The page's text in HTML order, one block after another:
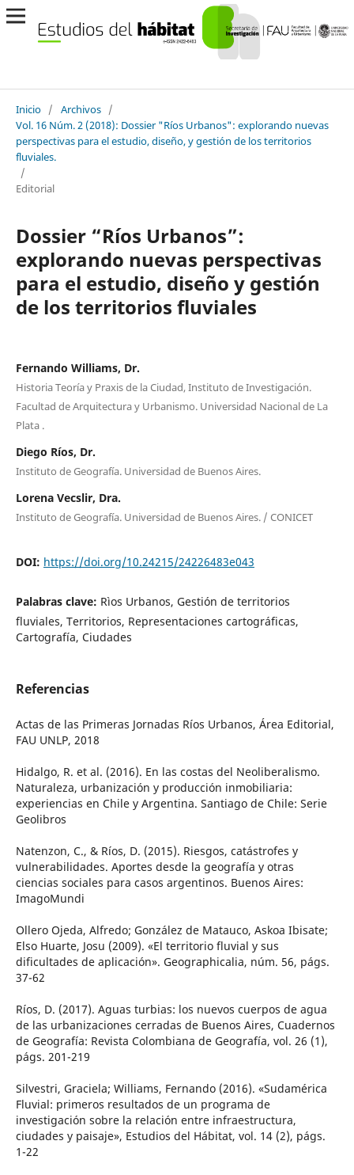
Inicio / Archivos /
Vol. 16 Núm. 2 (2018): Dossier "Ríos Urbanos": explorando nuevas
perspectivas para el estudio, diseño, y gestión de los territorios
fluviales.
/
Editorial
Dossier “Ríos Urbanos”:
explorando nuevas perspectivas
para el estudio, diseño y gestión
de los territorios fluviales
Fernando Williams, Dr.
Historia Teoría y Praxis de la Ciudad, Instituto de Investigación.
Facultad de Arquitectura y Urbanismo. Universidad Nacional de La
Plata .
Diego Ríos, Dr.
Instituto de Geografía. Universidad de Buenos Aires.
Lorena Vecslir, Dra.
Instituto de Geografía. Universidad de Buenos Aires. / CONICET
DOI: https://doi.org/10.24215/24226483e043
Palabras clave: Rìos Urbanos, Gestión de territorios
fluviales, Territorios, Representaciones cartográficas,
Cartografía, Ciudades
Referencias
Actas de las Primeras Jornadas Ríos Urbanos, Área Editorial,
FAU UNLP, 2018
Hidalgo, R. et al. (2016). En las costas del Neoliberalismo.
Naturaleza, urbanización y producción inmobiliaria:
experiencias en Chile y Argentina. Santiago de Chile: Serie
Geolibros
Natenzon, C., & Ríos, D. (2015). Riesgos, catástrofes y
vulnerabilidades. Aportes desde la geografía y otras
ciencias sociales para casos argentinos. Buenos Aires:
ImagoMundi
Ollero Ojeda, Alfredo; González de Matauco, Askoa Ibisate;
Elso Huarte, Josu (2009). «El territorio fluvial y sus
dificultades de aplicación». Geographicalia, núm. 56, págs.
37-62
Ríos, D. (2017). Aguas turbias: los nuevos cuerpos de agua
de las urbanizaciones cerradas de Buenos Aires, Cuadernos
de Geografía: Revista Colombiana de Geografía, vol. 26 (1),
págs. 201-219
Silvestri, Graciela; Williams, Fernando (2016). «Sudamérica
Fluvial: primeros resultados de un programa de
investigación sobre la relación entre infraestructura,
ciudades y paisaje», Estudios del Hábitat, vol. 14 (2), págs.
1-22